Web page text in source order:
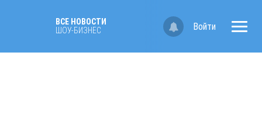
ВСЕ НОВОСТИ
ШОУ-БИЗНЕС
Войти